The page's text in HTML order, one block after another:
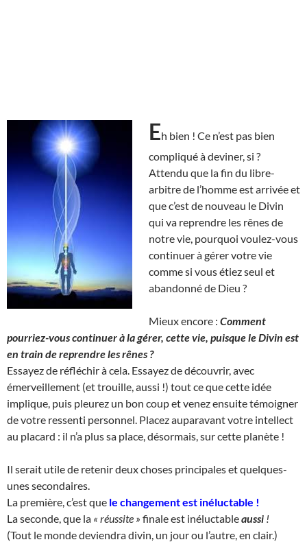
Eh bien ! Ce n’est pas bien
compliqué à deviner, si ?
Attendu que la fin du libre-
arbitre de l’homme est arrivée et
que c’est de nouveau le Divin
qui va reprendre les rênes de
notre vie, pourquoi voulez-vous
continuer à gérer votre vie
comme si vous étiez seul et
abandonné de Dieu ?
Mieux encore : Comment
pourriez-vous continuer à la gérer, cette vie, puisque le Divin est
en train de reprendre les rênes ?
Essayez de réfléchir à cela. Essayez de découvrir, avec
émerveillement (et trouille, aussi !) tout ce que cette idée
implique, puis pleurez un bon coup et venez ensuite témoigner
de votre ressenti personnel. Placez auparavant votre intellect
au placard : il n’a plus sa place, désormais, sur cette planète !
Il serait utile de retenir deux choses principales et quelques-
unes secondaires.
La première, c’est que le changement est inéluctable !
La seconde, que la « réussite » finale est inéluctableaussi !
(Tout le monde deviendra divin, un jour ou l’autre, en clair.)